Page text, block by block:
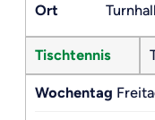
Ort
Tischtennis
Wochentag